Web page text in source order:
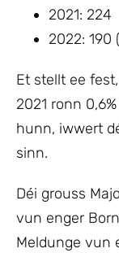
2021: 224
2022: 190
Et stellt ee
2021 ronn
hunn, iwwert
sinn.
Déi grouss
vun enger
Meldunge vun